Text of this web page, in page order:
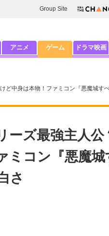
Group Site
アニメ ゲーム ドラマ映画
ど中身は本物！ファミコン『悪魔城す
ーズ最強主人
ミコン『悪魔
さ